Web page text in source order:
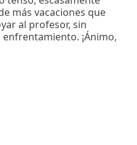
más vacaciones que
al profesor, sin
¡Ánimo,